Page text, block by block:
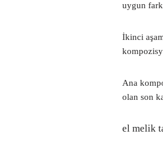
uygun
İkinci
Ana
olan son
el melik